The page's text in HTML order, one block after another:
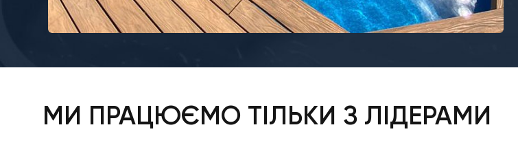
МИ ПРАЦЮЄМО ТІЛЬКИ З ЛІДЕРАМИ